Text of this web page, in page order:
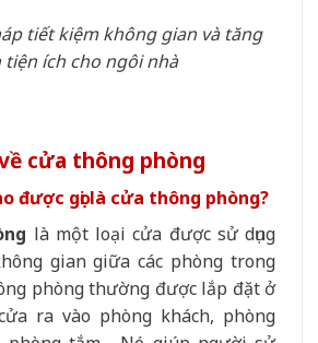
tiết kiệm không gian và tăng
tiện ích cho ngôi nhà
cửa thông phòng
được gọi là cửa thông phòng?
là một loại cửa được sử dụng
gian giữa các phòng trong
phòng thường được lắp đặt ở
ra vào phòng khách, phòng